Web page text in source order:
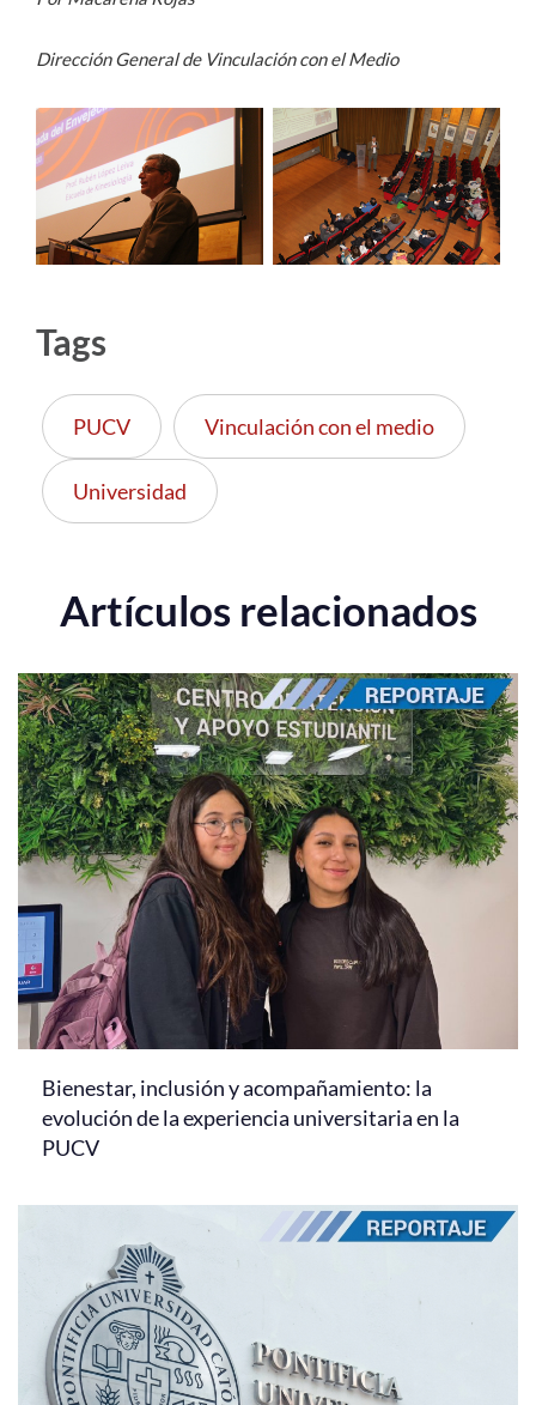
Dirección General de Vinculación con el Medio
Tags
PUCV Vinculación con el medio
Universidad
Artículos relacionados
Bienestar, inclusión y acompañamiento: la
evolución de la experiencia universitaria en la
PUCV